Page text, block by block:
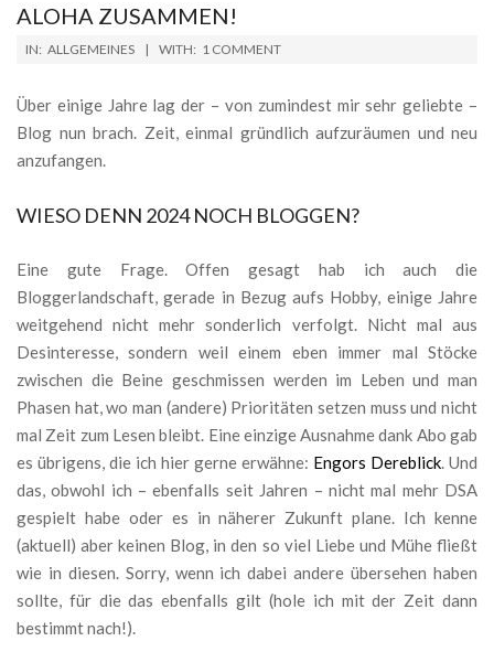
ALOHA ZUSAMMEN!
2024-
03
IN: ALLGEMEINES WITH: 1 COMMENT
Über einige Jahre lag der – von zumindest mir sehr geliebte –
Blog nun brach. Zeit, einmal gründlich aufzuräumen und neu
anzufangen.
WIESO DENN 2024 NOCH BLOGGEN?
Eine gute Frage. Offen gesagt hab ich auch die
Bloggerlandschaft, gerade in Bezug aufs Hobby, einige Jahre
weitgehend nicht mehr sonderlich verfolgt. Nicht mal aus
Desinteresse, sondern weil einem eben immer mal Stöcke
zwischen die Beine geschmissen werden im Leben und man
Phasen hat, wo man (andere) Prioritäten setzen muss und nicht
mal Zeit zum Lesen bleibt. Eine einzige Ausnahme dank Abo gab
es übrigens, die ich hier gerne erwähne: Engors Dereblick . Und
das, obwohl ich – ebenfalls seit Jahren – nicht mal mehr DSA
gespielt habe oder es in näherer Zukunft plane. Ich kenne
(aktuell) aber keinen Blog, in den so viel Liebe und Mühe fließt
wie in diesen. Sorry, wenn ich dabei andere übersehen haben
sollte, für die das ebenfalls gilt (hole ich mit der Zeit dann
bestimmt nach!).